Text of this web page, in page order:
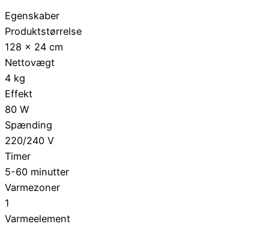
Egenskaber
Produktstørrelse
128 × 24 cm
Nettovægt
4 kg
Effekt
80 W
Spænding
220/240 V
Timer
5-60 minutter
Varmezoner
1
Varmeelement